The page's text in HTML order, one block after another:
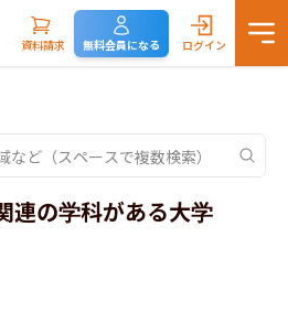
資料請求 無料会員になる ログイン
連の学科がある大学